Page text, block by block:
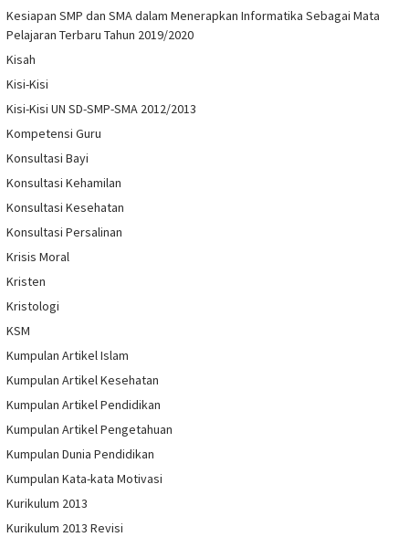
Kesiapan SMP dan SMA dalam Menerapkan Informatika Sebagai Mata
Pelajaran Terbaru Tahun 2019/2020
Kisah
Kisi-Kisi
Kisi-Kisi UN SD-SMP-SMA 2012/2013
Kompetensi Guru
Konsultasi Bayi
Konsultasi Kehamilan
Konsultasi Kesehatan
Konsultasi Persalinan
Krisis Moral
Kristen
Kristologi
KSM
Kumpulan Artikel Islam
Kumpulan Artikel Kesehatan
Kumpulan Artikel Pendidikan
Kumpulan Artikel Pengetahuan
Kumpulan Dunia Pendidikan
Kumpulan Kata-kata Motivasi
Kurikulum 2013
Kurikulum 2013 Revisi